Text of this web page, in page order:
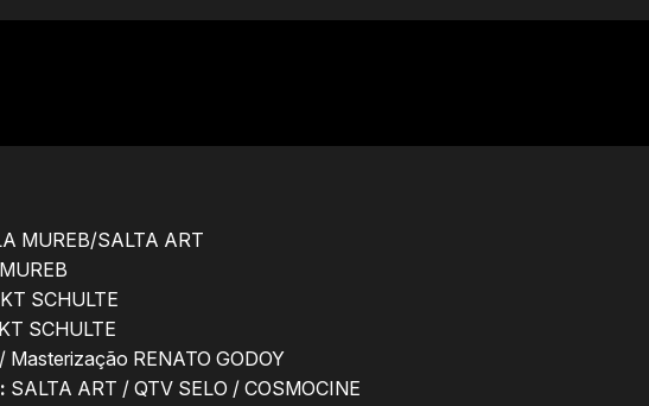
MUREB/SALTA ART
SCHULTE
SCHULTE
Masterização RENATO GODOY
SALTA ART / QTV SELO / COSMOCINE